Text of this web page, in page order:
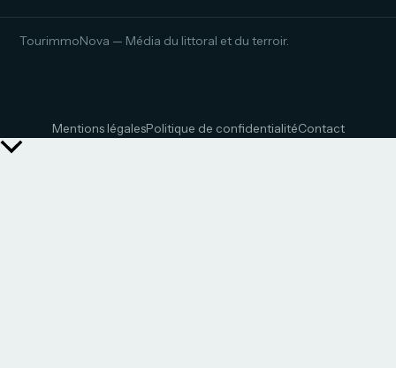
TourimmoNova — Média du littoral et du terroir.
Mentions légalesPolitique de confidentialitéContact